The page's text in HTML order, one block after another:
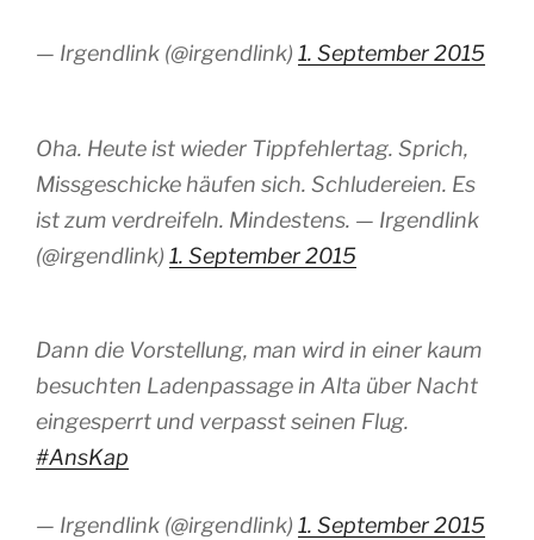
— Irgendlink (@irgendlink) 1. September 2015
Oha. Heute ist wieder Tippfehlertag. Sprich,
Missgeschicke häufen sich. Schludereien. Es
ist zum verdreifeln. Mindestens. — Irgendlink
(@irgendlink) 1. September 2015
Dann die Vorstellung, man wird in einer kaum
besuchten Ladenpassage in Alta über Nacht
eingesperrt und verpasst seinen Flug.
#AnsKap
— Irgendlink (@irgendlink) 1. September 2015